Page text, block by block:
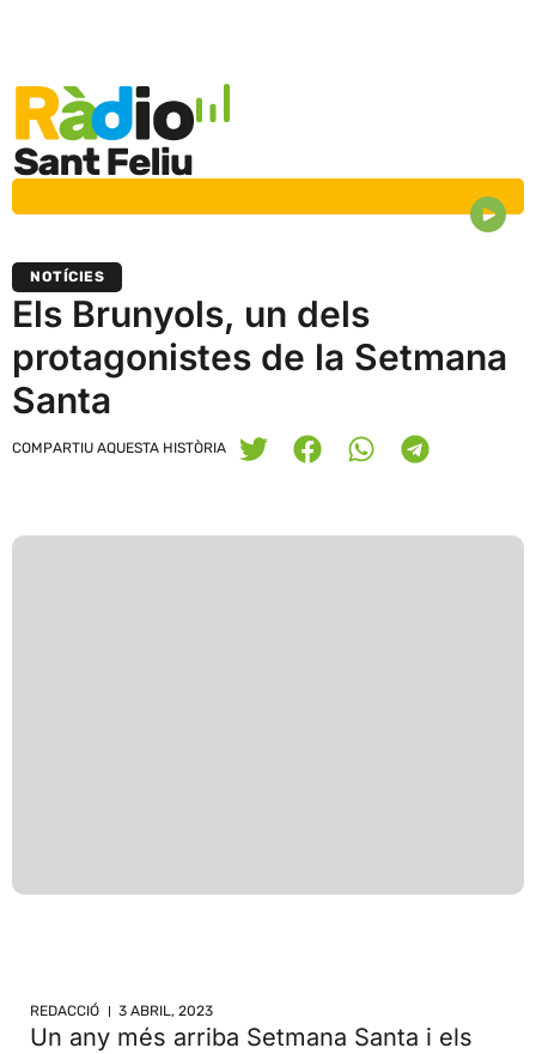
NOTÍCIES
Els Brunyols, un dels
protagonistes de la Setmana
Santa
COMPARTIU AQUESTA HISTÒRIA
REDACCIÓ 3 ABRIL, 2023
Un any més arriba Setmana Santa i els